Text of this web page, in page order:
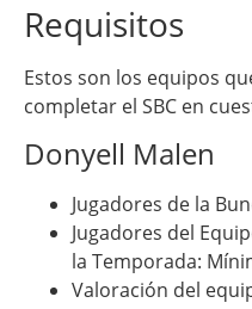
Requisitos
Estos son los equipos
completar el SBC en
Donyell Malen
Jugadores de la
Jugadores del
la Temporada:
Valoración del